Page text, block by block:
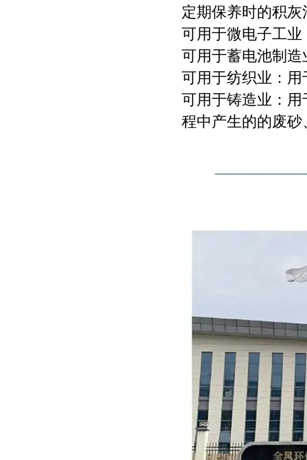
定期保养时的积灰
可用于微电子工
可用于蓄电池制
可用于纺织业：
可用于铸造业：
程中产生的的废